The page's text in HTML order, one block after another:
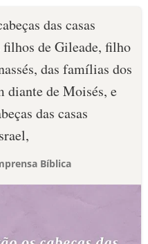
das casas
de Gileade, filho
das famílias dos
diante de Moisés, e
das casas
Bíblica